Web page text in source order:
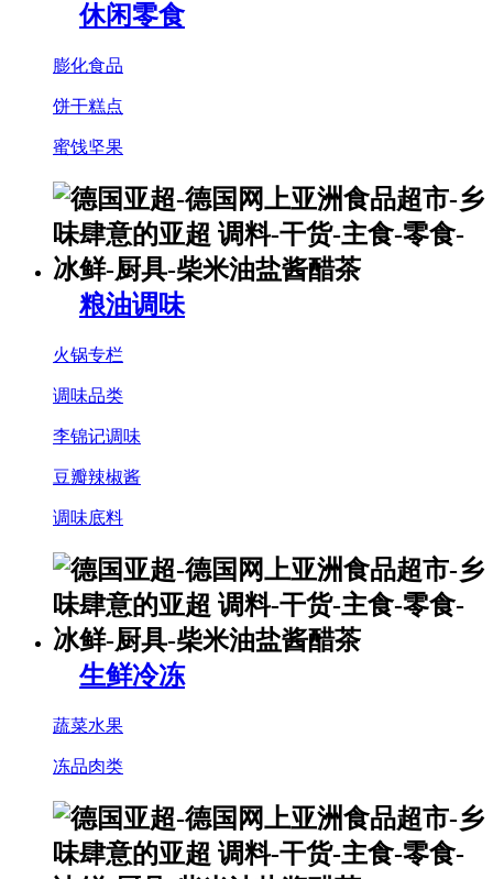
休闲零食
膨化食品
饼干糕点
蜜饯坚果
粮油调味
火锅专栏
调味品类
李锦记调味
豆瓣辣椒酱
调味底料
生鲜冷冻
蔬菜水果
冻品肉类